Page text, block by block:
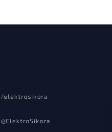
elektrosikora